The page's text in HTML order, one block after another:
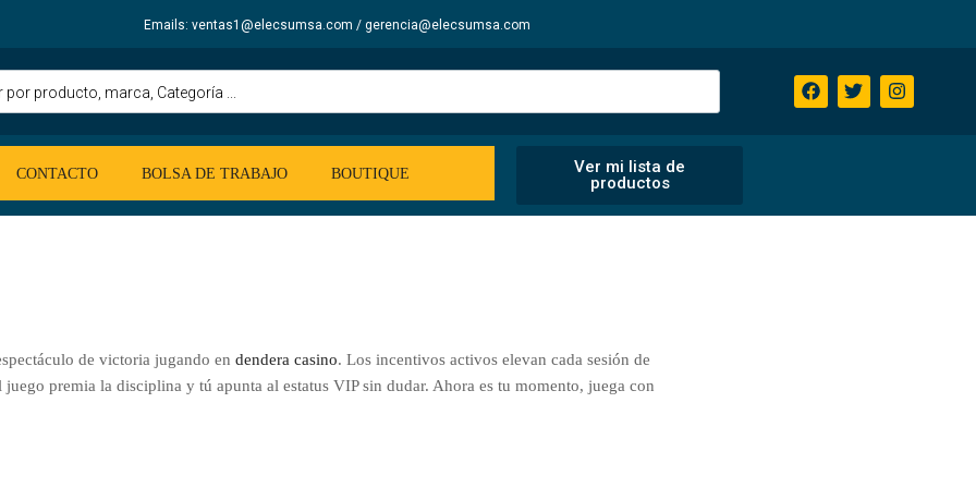
Emails: ventas1@elecsumsa.com / gerencia@elecsumsa.com
CONTACTO BOLSA DE TRABAJO BOUTIQUE
Ver mi lista de
productos
de victoria jugando en dendera casino. Los incentivos activos elevan cada sesión de
premia la disciplina y tú apunta al estatus VIP sin dudar. Ahora es tu momento, juega con